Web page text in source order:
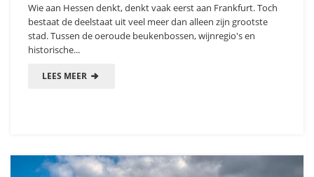
Wie aan Hessen denkt, denkt vaak eerst aan Frankfurt. Toch
bestaat de deelstaat uit veel meer dan alleen zijn grootste
stad. Tussen de oeroude beukenbossen, wijnregio's en
historische...
LEES MEER